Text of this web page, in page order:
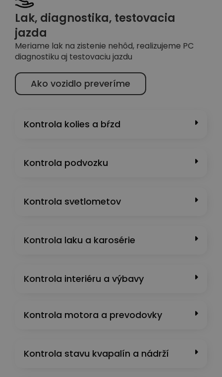
Lak, diagnostika, testovacia
jazda
Meriame lak na zistenie nehôd, realizujeme PC
diagnostiku aj testovaciu jazdu
Ako vozidlo preveríme
Kontrola kolies a bŕzd
Kontrola podvozku
Kontrola svetlometov
Kontrola laku a karosérie
Kontrola interiéru a výbavy
Kontrola motora a prevodovky
Kontrola stavu kvapalín a nádrží